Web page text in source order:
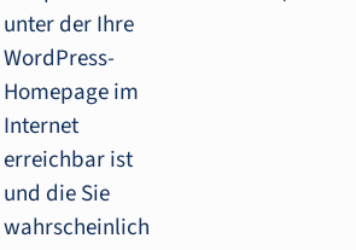
unter der Ihre
WordPress-
Homepage im
Internet
erreichbar ist
und die Sie
wahrscheinlich